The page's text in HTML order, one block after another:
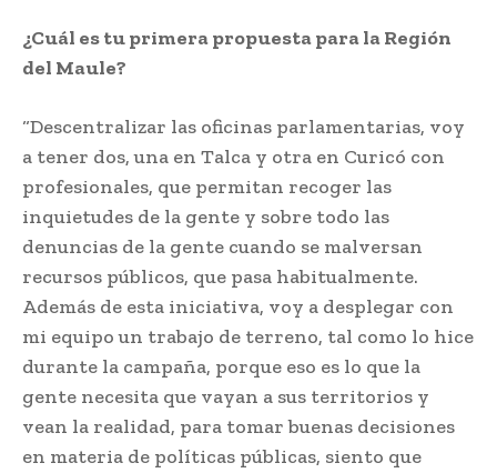
¿Cuál es tu primera propuesta para la Región
del Maule?
“Descentralizar las oficinas parlamentarias, voy
a tener dos, una en Talca y otra en Curicó con
profesionales, que permitan recoger las
inquietudes de la gente y sobre todo las
denuncias de la gente cuando se malversan
recursos públicos, que pasa habitualmente.
Además de esta iniciativa, voy a desplegar con
mi equipo un trabajo de terreno, tal como lo hice
durante la campaña, porque eso es lo que la
gente necesita que vayan a sus territorios y
vean la realidad, para tomar buenas decisiones
en materia de políticas públicas, siento que